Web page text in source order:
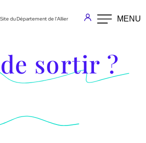
conforme
Site du Département de l'Allier MENU
sortir ?